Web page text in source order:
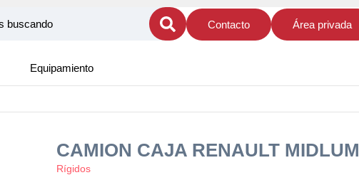
Contacto Área privada
Equipamiento
CAMION CAJA RENAULT MIDLUM
Rígidos